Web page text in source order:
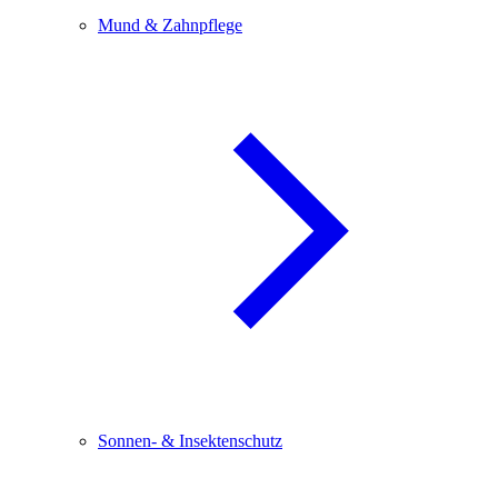
Mund & Zahnpflege
Sonnen- & Insektenschutz